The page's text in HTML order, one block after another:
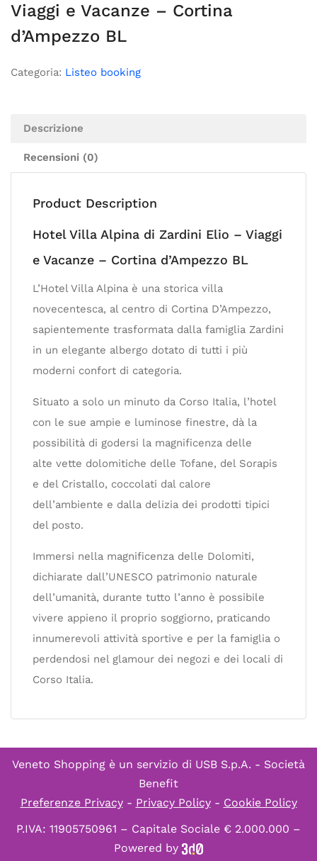
Viaggi e Vacanze – Cortina
d’Ampezzo BL
Categoria: Listeo booking
Descrizione
Recensioni (0)
Product Description
Hotel Villa Alpina di Zardini Elio – Viaggi
e Vacanze – Cortina d’Ampezzo BL
L’Hotel Villa Alpina è una storica villa
novecentesca, al centro di Cortina D’Ampezzo,
sapientemente trasformata dalla famiglia Zardini
in un elegante albergo dotato di tutti i più
moderni confort di categoria.
Situato a solo un minuto da Corso Italia, l’hotel
con le sue ampie e luminose finestre, dà la
possibilità di godersi la magnificenza delle
alte vette dolomitiche delle Tofane, del Sorapis
e del Cristallo, coccolati dal calore
dell’ambiente e dalla delizia dei prodotti tipici
del posto.
Immersi nella magnificenza delle Dolomiti,
dichiarate dall’UNESCO patrimonio naturale
dell’umanità, durante tutto l’anno è possibile
vivere appieno il proprio soggiorno, praticando
innumerevoli attività sportive e per la famiglia o
perdendosi nel glamour dei negozi e dei locali di
Corso Italia.
Veneto Shopping è un servizio di USB S.p.A. - Società
Benefit
Preferenze Privacy- Privacy Policy- Cookie Policy
P.IVA: 11905750961 – Capitale Sociale € 2.000.000 –
Powered by